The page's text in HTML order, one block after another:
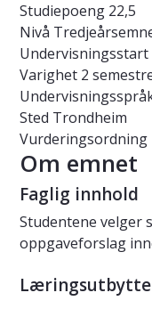
Studiepoeng 22,5
Nivå
Undervisningsstart
Varighet 2
Sted Trondheim
Vurderingsordning
Om emnet
Faglig innhold
Studentene velger
oppgaveforslag
Læringsutbytte